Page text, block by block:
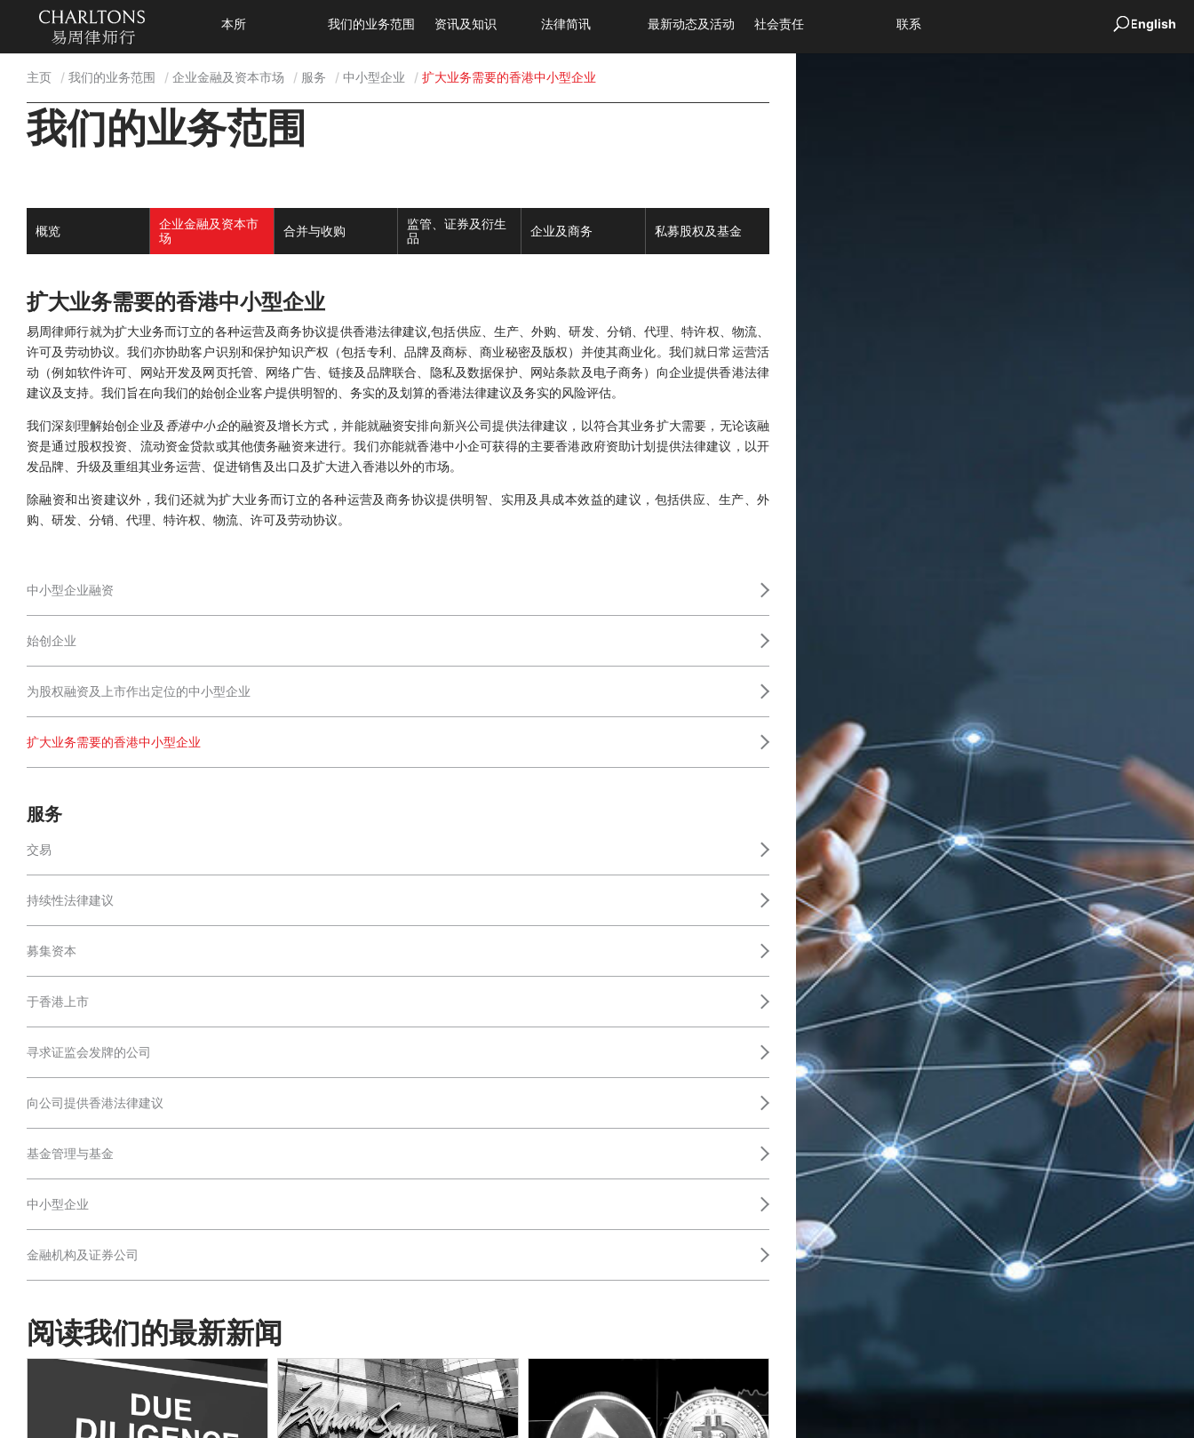
English
本所 我们的业务范围 资讯及知识 法律简讯 最新动态及活动 社会责任 联系
主页 我们的业务范围 企业金融及资本市场 服务 中小型企业 扩大业务需要的香港中小型企业
我们的业务范围
概览
企业金融及资本市
场
合并与收购
监管、证券及衍生
品
企业及商务 私募股权及基金
扩大业务需要的香港中小型企业
易周律师行就为扩大业务而订立的各种运营及商务协议提供香港法律建议,包括供应、生产、外购、研发、分销、代理、特许权、物流、
许可及劳动协议。我们亦协助客户识别和保护知识产权（包括专利、品牌及商标、商业秘密及版权）并使其商业化。我们就日常运营活
动（例如软件许可、网站开发及网页托管、网络广告、链接及品牌联合、隐私及数据保护、网站条款及电子商务）向企业提供香港法律
建议及支持。我们旨在向我们的始创企业客户提供明智的、务实的及划算的香港法律建议及务实的风险评估。
我们深刻理解始创企业及香港中小企的融资及增长方式，并能就融资安排向新兴公司提供法律建议，以符合其业务扩大需要，无论该融
资是通过股权投资、流动资金贷款或其他债务融资来进行。我们亦能就香港中小企可获得的主要香港政府资助计划提供法律建议，以开
发品牌、升级及重组其业务运营、促进销售及出口及扩大进入香港以外的市场。
除融资和出资建议外，我们还就为扩大业务而订立的各种运营及商务协议提供明智、实用及具成本效益的建议，包括供应、生产、外
购、研发、分销、代理、特许权、物流、许可及劳动协议。
中小型企业融资
始创企业
为股权融资及上市作出定位的中小型企业
扩大业务需要的香港中小型企业
服务
交易
持续性法律建议
募集资本
于香港上市
寻求证监会发牌的公司
向公司提供香港法律建议
基金管理与基金
中小型企业
金融机构及证券公司
阅读我们的最新新闻